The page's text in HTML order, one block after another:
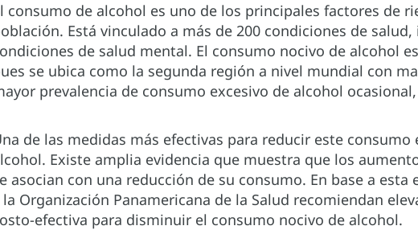
consumo de alcohol es uno de los principales factores de
Está vinculado a más de 200 condiciones de
de salud mental. El consumo nocivo de alcohol
se ubica como la segunda región a nivel mundial con
prevalencia de consumo excesivo de alcohol
de las medidas más efectivas para reducir este
Existe amplia evidencia que muestra que los
asocian con una reducción de su consumo. En base a
la Organización Panamericana de la Salud recomiendan
efectiva para disminuir el consumo nocivo de alcohol.